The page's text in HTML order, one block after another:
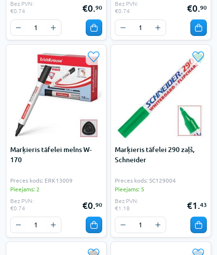
Bez PVN:
€0.74
€0.90
Bez PVN:
€0.74
€0.90
Marķieris tāfelei melns W-
170
Preces kods: ERK13009
Pieejams: 2
Bez PVN:
€0.74
€0.90
Marķieris tāfelei 290 zaļš,
Schneider
Preces kods: SC129004
Pieejams: 5
Bez PVN:
€1.18
€1.43